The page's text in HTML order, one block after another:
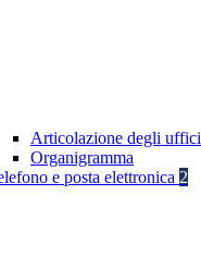
Articolazione degli uffici
Organigramma
e posta elettronica 2